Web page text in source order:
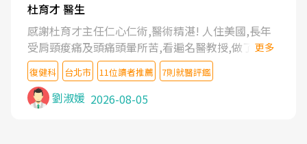
杜育才 醫生
感謝杜育才主任仁心仁術,醫術精湛! 人住美國,長年
受肩頸痠痛及頭痛頭暈所苦,看遍名醫教授,做了各種
檢查,也嘗試過西醫打針,中醫針灸及物理徒手治療都
沒有用,後來連吃到嗎啡類止痛藥都效果有限,只是壓
症狀,沒多久就痛起來,多年失眠嚴重影響生活品質.
台灣親友介紹忠孝醫院杜育才主任是頸頭症候群專
更多
復健科 台北市 11位讀者推薦 7則就醫評鑑
劉淑媛 2026-08-05